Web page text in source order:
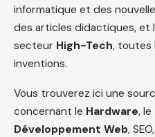
informatique et des
des articles didactiques, et
secteur High-Tech, toutes
inventions.
Vous trouverez ici une
concernant le Hardware, le
Développement Web,